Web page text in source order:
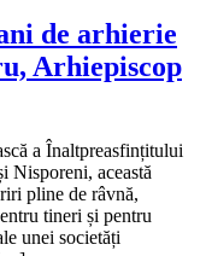
de arhierie
Arhiepiscop
a Înaltpreasfințitului
Nisporeni, această
pline de râvnă,
tineri și pentru
unei societăți